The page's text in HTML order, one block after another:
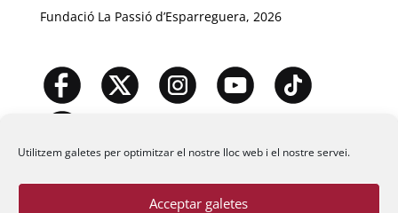
Utilitzem galetes per optimitzar el nostre lloc web i el nostre servei.
Acceptar galetes
Fundació La Passió d’Esparreguera, 2026